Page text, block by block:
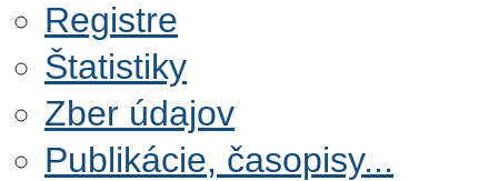
Registre
Štatistiky
Zber údajov
Publikácie, časopisy...